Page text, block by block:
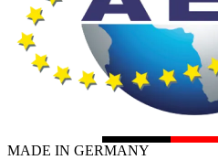
MADE IN GERMANY